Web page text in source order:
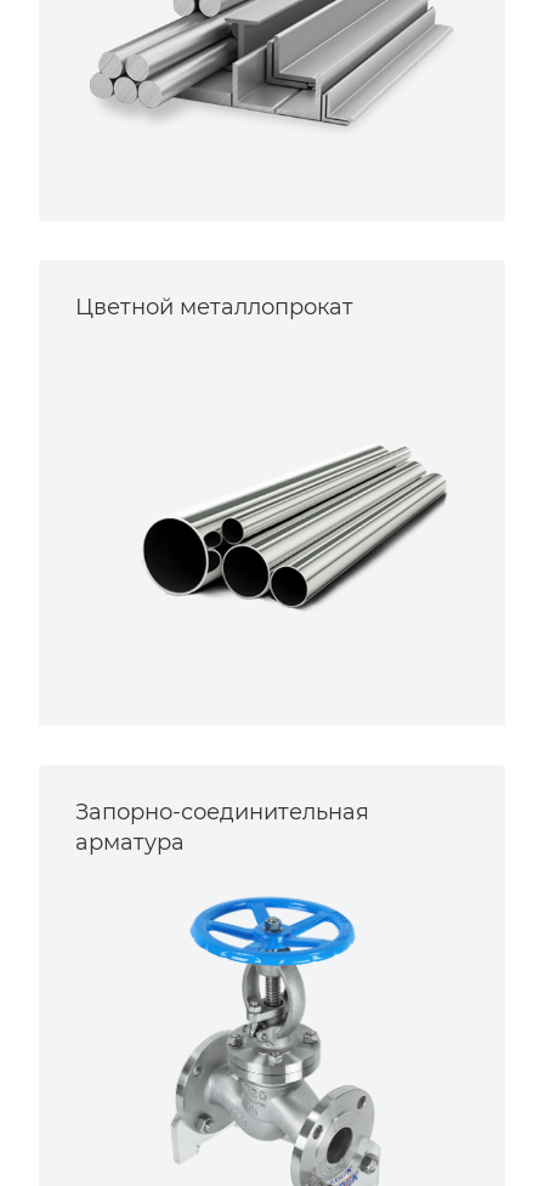
Цветной металлопрокат
Запорно-соединительная
арматура